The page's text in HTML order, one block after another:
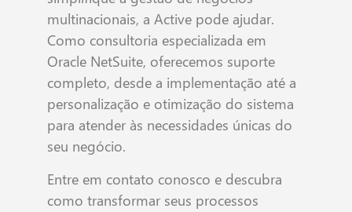
multinacionais, a Active pode ajudar.
Como consultoria especializada em
Oracle NetSuite, oferecemos suporte
completo, desde a implementação até a
personalização e otimização do sistema
para atender às necessidades únicas do
seu negócio.
Entre em contato conosco e descubra
como transformar seus processos